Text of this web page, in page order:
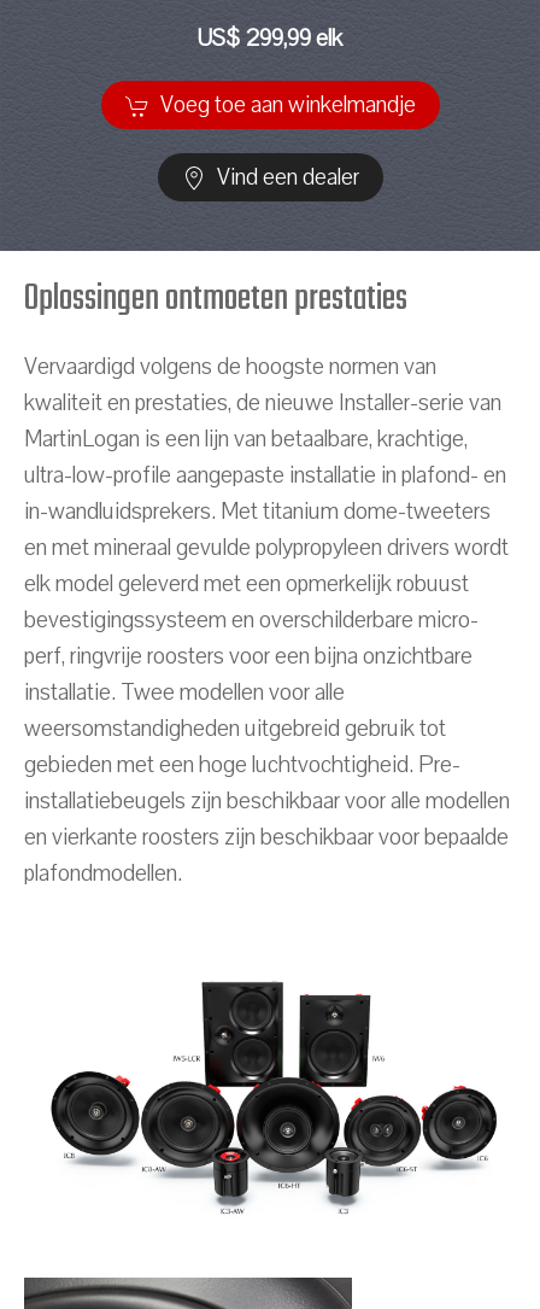
US$ 299,99 elk
Voeg toe aan winkelmandje
Vind een dealer
Oplossingen ontmoeten prestaties
Vervaardigd volgens de hoogste normen van
kwaliteit en prestaties, de nieuwe Installer-serie van
MartinLogan is een lijn van betaalbare, krachtige,
ultra-low-profile aangepaste installatie in plafond- en
in-wandluidsprekers. Met titanium dome-tweeters
en met mineraal gevulde polypropyleen drivers wordt
elk model geleverd met een opmerkelijk robuust
bevestigingssysteem en overschilderbare micro-
perf, ringvrije roosters voor een bijna onzichtbare
installatie. Twee modellen voor alle
weersomstandigheden uitgebreid gebruik tot
gebieden met een hoge luchtvochtigheid. Pre-
installatiebeugels zijn beschikbaar voor alle modellen
en vierkante roosters zijn beschikbaar voor bepaalde
plafondmodellen.